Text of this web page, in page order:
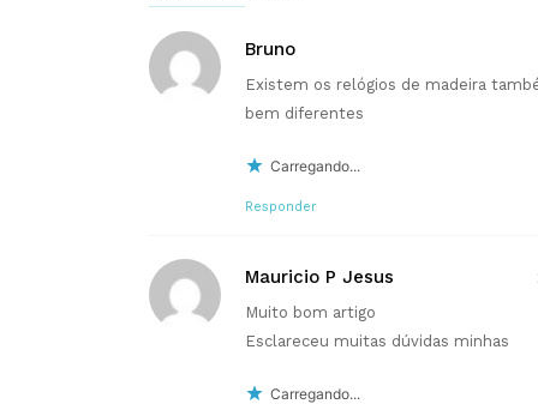
Bruno
Existem os relógios de madeira
bem diferentes
Carregando...
Responder
Mauricio P Jesus
Muito bom artigo
Esclareceu muitas dúvidas minhas
Carregando...